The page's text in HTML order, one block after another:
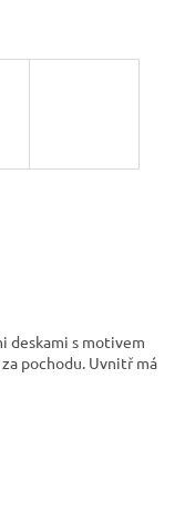
deskami s motivem
pochodu. Uvnitř má